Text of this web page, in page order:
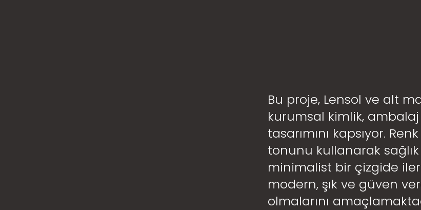
Bu proje, Lensol ve alt
kurumsal kimlik,
tasarımını kapsıyor.
tonunu kullanarak
minimalist bir çizgide
modern, şık ve güven
olmalarını